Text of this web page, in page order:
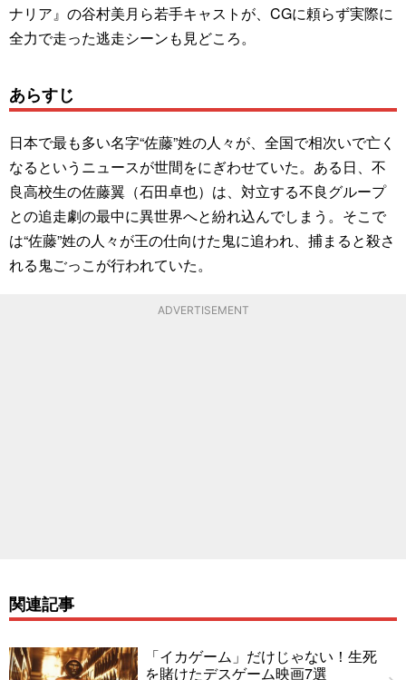
ナリア』の谷村美月ら若手キャストが、CGに頼らず実際に
全力で走った逃走シーンも見どころ。
あらすじ
日本で最も多い名字“佐藤”姓の人々が、全国で相次いで亡く
なるというニュースが世間をにぎわせていた。ある日、不
良高校生の佐藤翼（石田卓也）は、対立する不良グループ
との追走劇の最中に異世界へと紛れ込んでしまう。そこで
は“佐藤”姓の人々が王の仕向けた鬼に追われ、捕まると殺さ
れる鬼ごっこが行われていた。
ADVERTISEMENT
関連記事
「イカゲーム」だけじゃない！生死
を賭けたデスゲーム映画7選